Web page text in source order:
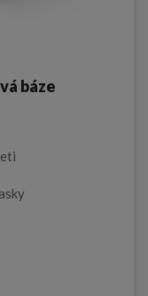
báze